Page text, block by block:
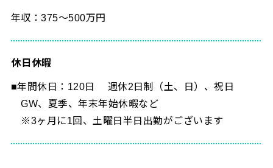
年収：375～500万円
休日休暇
■年間休日：120日 週休2日制（土、日）、祝日
GW、夏季、年末年始休暇など
※3ヶ月に1回、土曜日半日出勤がございます